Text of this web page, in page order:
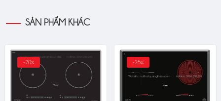
SẢN PHẨM KHÁC
-20% -25%